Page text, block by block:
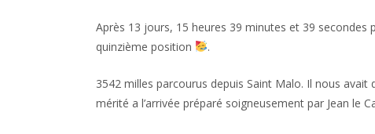
Après 13 jours, 15 heures 39 minutes et 39 secondes
quinzième position
.
3542 milles parcourus depuis Saint Malo. Il nous
mérité a l’arrivée préparé soigneusement par Jean le